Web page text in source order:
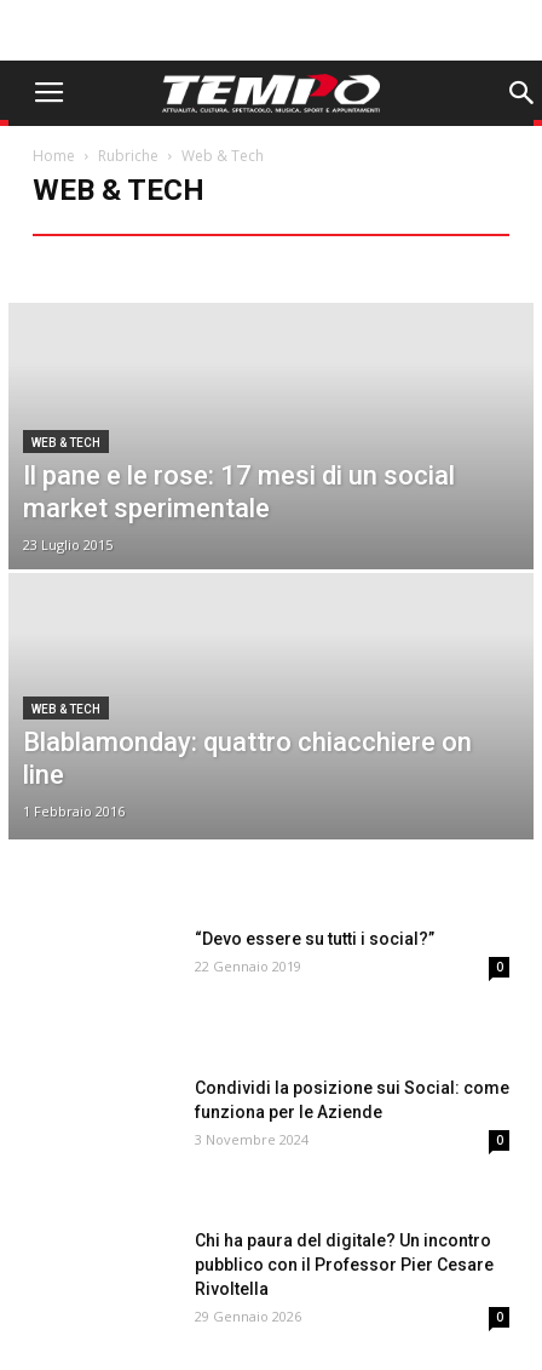
Home Rubriche Web & Tech
WEB & TECH
WEB & TECH
Il pane e le rose: 17 mesi di un social
market sperimentale
23 Luglio 2015
WEB & TECH
Blablamonday: quattro chiacchiere on
line
1 Febbraio 2016
“Devo essere su tutti i social?”
22 Gennaio 2019 0
Condividi la posizione sui Social: come
funziona per le Aziende
3 Novembre 2024 0
Chi ha paura del digitale? Un incontro
pubblico con il Professor Pier Cesare
Rivoltella
29 Gennaio 2026 0